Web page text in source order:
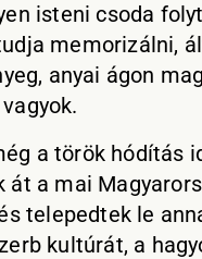
isteni csoda
memorizálni,
anyai ágon
a török hódítás
át a mai
telepedtek le
kultúrát, a